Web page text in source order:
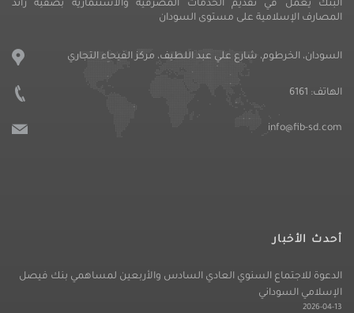
البنك يعمل في تقديم الخدمات المصرفية والاستثمارية بصفتِه رائد
المصارف الإسلامية على مستوى السودان
السودان، الخرطوم، شارع علي عبد اللطيف، مركز الفيحاء التجاري
الهاتف: 6161
info@fib-sd.com
أحدث الأخبار
الدعوة للاجتماع السنوي العادي السادس والأربعين لمساهمي بنك فيصل
الإسلامي السوداني
2026-04-13